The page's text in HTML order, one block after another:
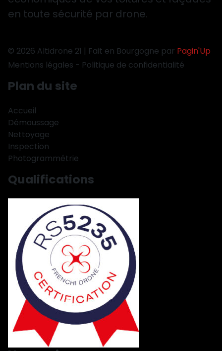
en toute sécurité par drone.
© 2026 Altidrone 21 | Fait en Bourgogne par Pagin'Up
Mentions légales - Politique de confidentialité
Plan du site
Accueil
Démoussage
Nettoyage
Inspection
Photogrammétrie
Qualifications